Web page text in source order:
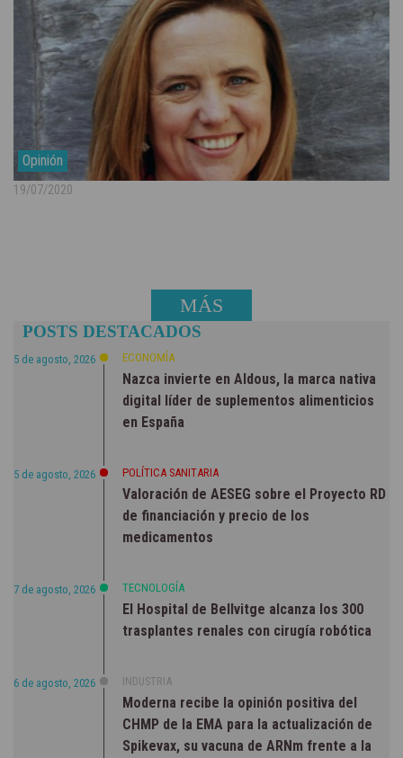
Opinión
19/07/2020
MÁS
NOTICIAS
POSTS DESTACADOS
5 de agosto, 2026 ECONOMÍA
Nazca invierte en Aldous, la marca nativa
digital líder de suplementos alimenticios
en España
5 de agosto, 2026 POLÍTICA SANITARIA
Valoración de AESEG sobre el Proyecto RD
de financiación y precio de los
medicamentos
7 de agosto, 2026 TECNOLOGÍA
El Hospital de Bellvitge alcanza los 300
trasplantes renales con cirugía robótica
6 de agosto, 2026 INDUSTRIA
Moderna recibe la opinión positiva del
CHMP de la EMA para la actualización de
Spikevax, su vacuna de ARNm frente a la